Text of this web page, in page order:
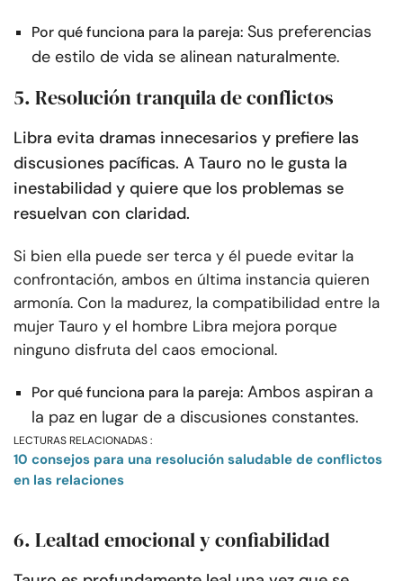
Por qué funciona para la pareja: Sus preferencias
de estilo de vida se alinean naturalmente.
5. Resolución tranquila de conflictos
Libra evita dramas innecesarios y prefiere las
discusiones pacíficas. A Tauro no le gusta la
inestabilidad y quiere que los problemas se
resuelvan con claridad.
Si bien ella puede ser terca y él puede evitar la
confrontación, ambos en última instancia quieren
armonía. Con la madurez, la compatibilidad entre la
mujer Tauro y el hombre Libra mejora porque
ninguno disfruta del caos emocional.
Por qué funciona para la pareja: Ambos aspiran a
la paz en lugar de a discusiones constantes.
LECTURAS RELACIONADAS :
10 consejos para una resolución saludable de conflictos
en las relaciones
6. Lealtad emocional y confiabilidad